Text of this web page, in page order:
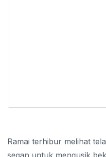
Ramai terhibur melihat